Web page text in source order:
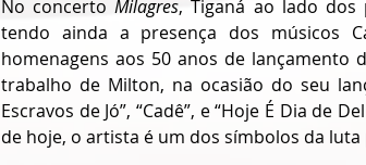
No concerto Milagres, Tiganá ao lado dos
tendo ainda a presença dos músicos
homenagens aos 50 anos de lançamento
trabalho de Milton, na ocasião do seu
Escravos de Jó”, “Cadê”, e “Hoje É Dia de
de hoje, o artista é um dos símbolos da